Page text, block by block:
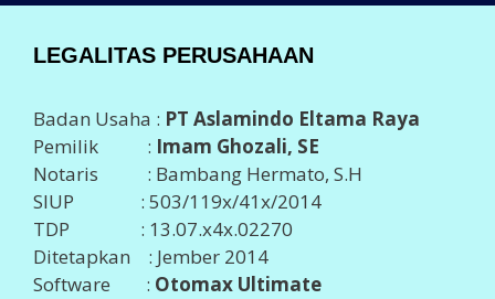
LEGALITAS PERUSAHAAN
Badan Usaha : PT Aslamindo Eltama Raya
Pemilik : Imam Ghozali, SE
Notaris : Bambang Hermato, S.H
SIUP : 503/119x/41x/2014
TDP : 13.07.x4x.02270
Ditetapkan : Jember 2014
Software : Otomax Ultimate